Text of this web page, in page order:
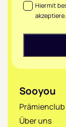
Datenschutz*
Hiermit
akzeptiere.
Sooyou
Prämienclub
Über uns